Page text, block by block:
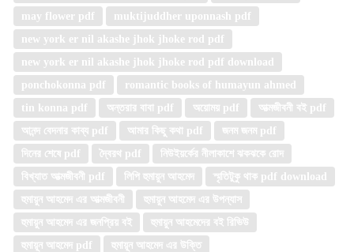
may flower pdf
muktijuddher uponnash pdf
new york er nil akashe jhok jhoke rod pdf
new york er nil akashe jhok jhoke rod pdf download
ponchokonna pdf
romantic books of humayun ahmed
tin konna pdf
অন্তরার বাবা pdf অয়োময় pdf
আত্মজীবনী বই pdf
আনন্দ বেদনার কাব্য pdf
আমার কিছু কথা pdf
জনম জনম pdf
দিনের শেষে pdf
দ্বৈরথ pdf
নিউইয়র্কের নীলাকাশে ঝকঝকে রোদ
বিখ্যাত আত্মজীবনী pdf
লিপি হুমায়ুন আহমেদ
স্মৃতিটুকু থাক pdf download
হুমায়ুন আহমেদ এর আত্মজীবনী
হুমায়ুন আহমেদ এর উপন্যাস
হুমায়ুন আহমেদ এর জনপ্রিয় বই
হুমায়ুন আহমেদের বই রিভিউ
হুমায়ূন আহমেদ pdf
হুমায়ূন আহমেদ এর উক্তি